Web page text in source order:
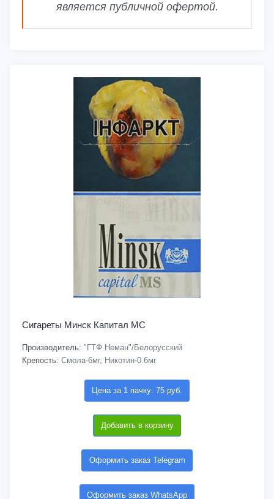
является публичной офертой.
Сигареты Минск Капитал МС
Производитель: "ГТФ Неман"/Белорусский
Крепость: Смола-6мг, Никотин-0.6мг
Цена за 1 пачку: 75 руб.
Добавить в корзину
Оформить заказ Telegram
Оформить заказ WhatsApp